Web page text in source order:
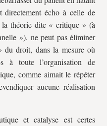
directement écho à celle de
théorie dite « critique » (à
»), ne peut pas éliminer
du droit, dans la mesure où
à toute l’organisation de
comme aimait le répéter
aucune réalisation
et catalyse est certes